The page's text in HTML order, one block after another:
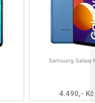
Samsung Galaxy
4.490,- Kč